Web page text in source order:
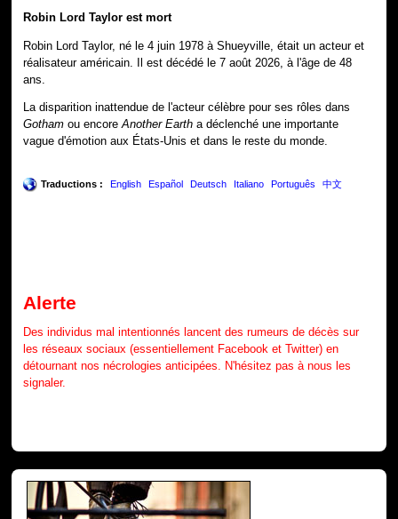
Robin Lord Taylor est mort
Robin Lord Taylor, né le 4 juin 1978 à Shueyville, était un acteur et
réalisateur américain. Il est décédé le 7 août 2026, à l'âge de 48
ans.
La disparition inattendue de l'acteur célèbre pour ses rôles dans
Gotham ou encoreAnother Earth a déclenché une importante
vague d'émotion aux États-Unis et dans le reste du monde.
Traductions : English Español Deutsch Italiano Português 中文
Alerte
Des individus mal intentionnés lancent des rumeurs de décès sur
les réseaux sociaux (essentiellement Facebook et Twitter) en
détournant nos nécrologies anticipées. N'hésitez pas à nous les
signaler.